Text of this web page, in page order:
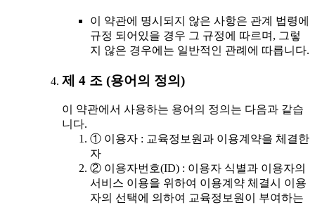
이 약관에 명시되지 않은 사항은 관계 법령에
규정 되어있을 경우 그 규정에 따르며, 그렇
지 않은 경우에는 일반적인 관례에 따릅니다.
제 4 조 (용어의 정의)
이 약관에서 사용하는 용어의 정의는 다음과 같습
니다.
① 이용자 : 교육정보원과 이용계약을 체결한
자
② 이용자번호(ID) : 이용자 식별과 이용자의
서비스 이용을 위하여 이용계약 체결시 이용
자의 선택에 의하여 교육정보원이 부여하는